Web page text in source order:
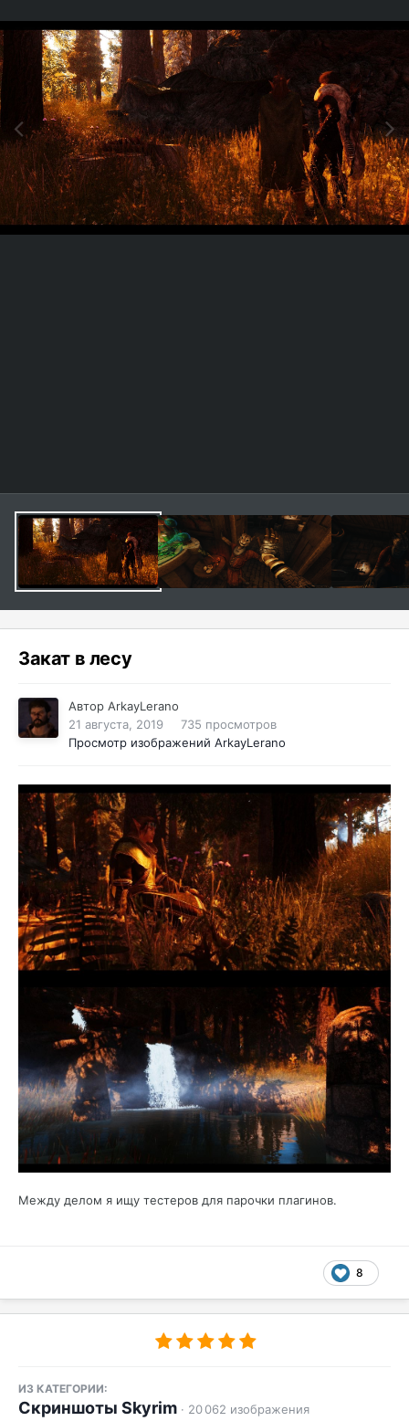
Закат в лесу
Автор ArkayLerano
21 августа, 2019
735 просмотров
Просмотр изображений ArkayLerano
Между делом я ищу тестеров для парочки плагинов.
8
ИЗ КАТЕГОРИИ:
Скриншоты Skyrim · 20 062 изображения